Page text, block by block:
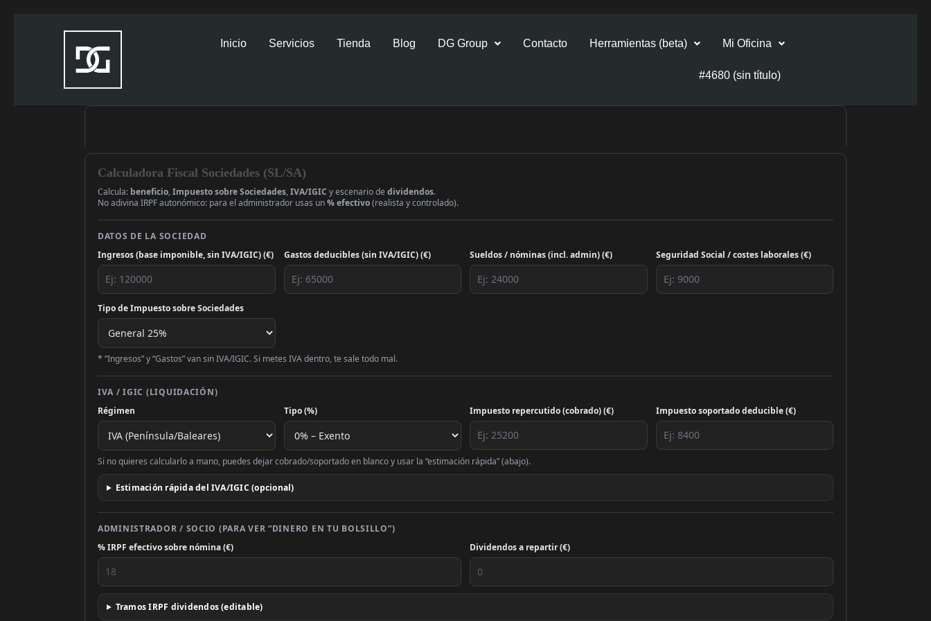
Inicio Servicios Tienda Blog DG Group Contacto Herramientas (beta) Mi Oficina
#4680 (sin título)
Calculadora Fiscal Sociedades (SL/SA)
Calcula: beneficio,Impuesto sobre Sociedades,IVA/IGIC y escenario de dividendos.
No adivina IRPF autonómico: para el administrador usas un% efectivo(realista y controlado).
DATOS DE LA SOCIEDAD
Ingresos (base imponible, sin IVA/IGIC) (€)
Gastos deducibles (sin IVA/IGIC) (€) Sueldos / nóminas (incl. admin) (€) Seguridad Social / costes laborales (€)
Tipo de Impuesto sobre Sociedades
* “Ingresos” y “Gastos” van sin IVA/IGIC. Si metes IVA dentro, te sale todo mal.
IVA / IGIC (LIQUIDACIÓN)
Régimen
Tipo (%) Impuesto repercutido (cobrado) (€) Impuesto soportado deducible (€)
Si no quieres calcularlo a mano, puedes dejar cobrado/soportado en blanco y usar la “estimación rápida” (abajo).
Estimación rápida del IVA/IGIC (opcional)
ADMINISTRADOR / SOCIO (PARA VER “DINERO EN TU BOLSILLO”)
% IRPF efectivo sobre nómina (€)
Dividendos a repartir (€)
Tramos IRPF dividendos (editable)